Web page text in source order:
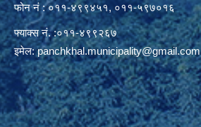
फोन नं : ०११-४९९४५१, ०११-५९७०१६
फ्याक्स नं. :०११-४९९२६७
इमेल:panchkhal.municipality@gmail.com